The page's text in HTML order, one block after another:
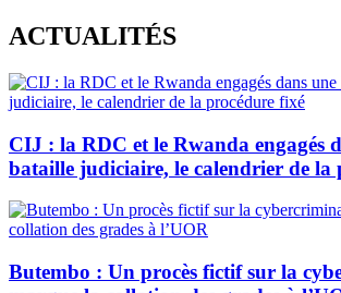
Skip
to
content
ACTUALITÉS
CIJ : la RDC et le Rwanda engagés
bataille judiciaire, le calendrier de la
Butembo : Un procès fictif sur la